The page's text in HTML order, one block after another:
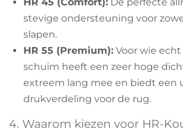
stevige ondersteuning voor
slapen.
HR 55 (Premium): Voor wie
schuim heeft een zeer hoge
extreem lang mee en biedt een
drukverdeling voor de rug.
​4. Waarom kiezen voor HR-